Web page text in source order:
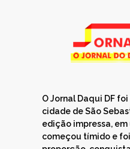
O Jornal Daqui DF
cidade de São
edição impressa,
começou tímido e